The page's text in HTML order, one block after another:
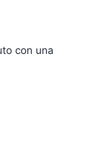
con una